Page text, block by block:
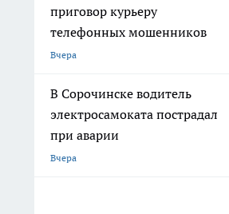
приговор курьеру
телефонных мошенников
Вчера
В Сорочинске водитель
электросамоката пострадал
при аварии
Вчера